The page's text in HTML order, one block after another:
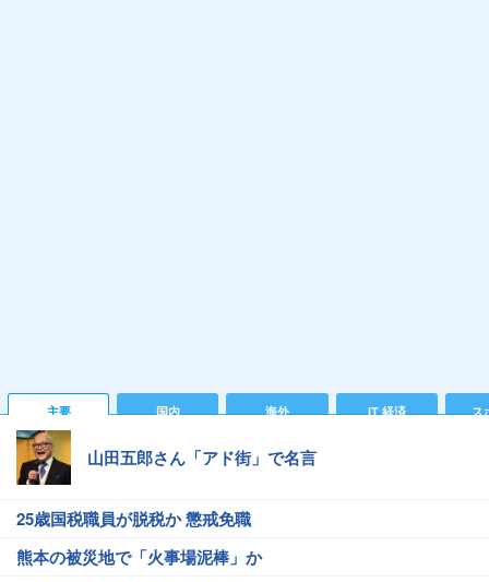
主要 国内 海外 IT 経済 ス
山田五郎さん「アド街」で名言
25歳国税職員が脱税か 懲戒免職
熊本の被災地で「火事場泥棒」か